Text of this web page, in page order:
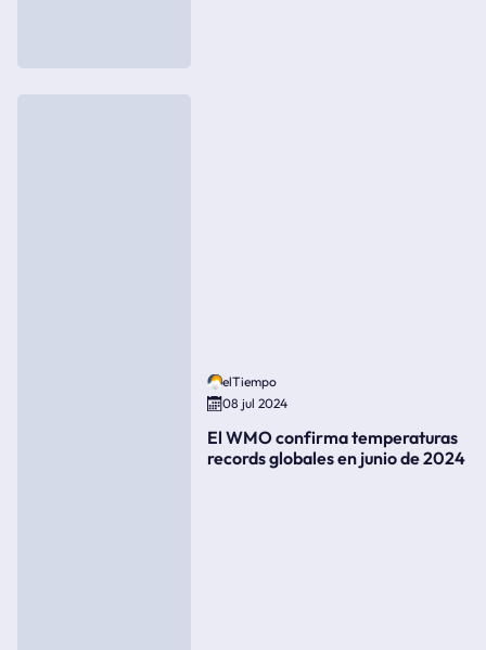
elTiempo
08 jul 2024
El WMO confirma temperaturas
records globales en junio de 2024